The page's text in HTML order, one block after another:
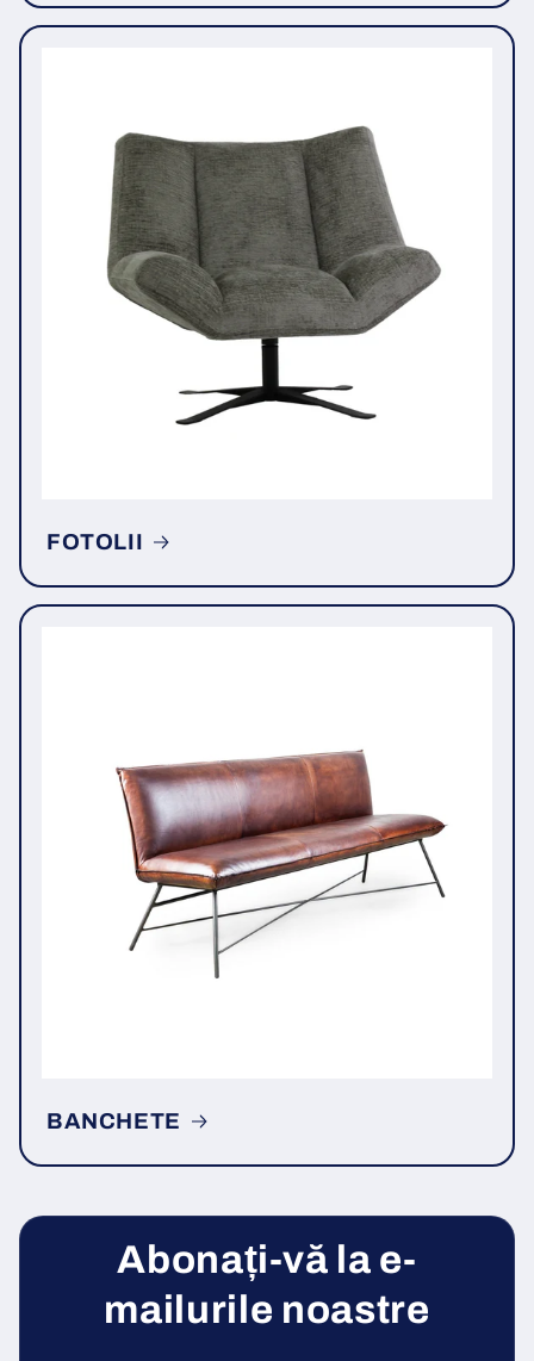
FOTOLII
BANCHETE
Abonați-vă la e-
mailurile noastre